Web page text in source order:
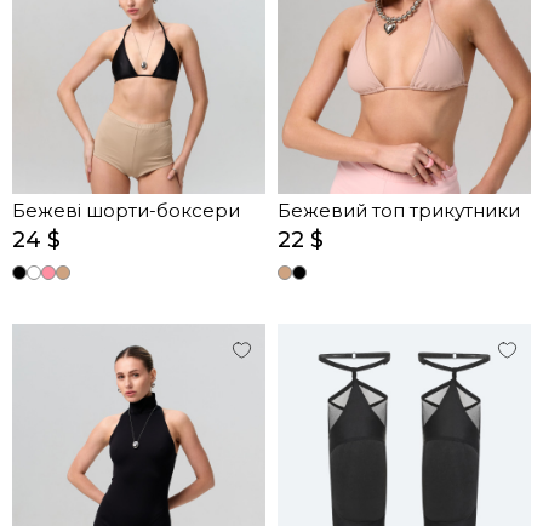
Бежеві шорти-боксери
24 $
Бежевий топ трикутники
22 $